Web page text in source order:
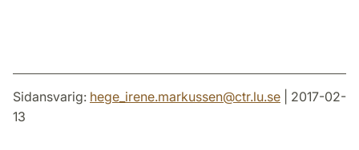
Sidansvarig: hege_irene.markussen@ctr.lu.se | 2017-02-
13